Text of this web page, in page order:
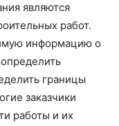
являются
работ.
информацию о
границы
заказчики
работы и их